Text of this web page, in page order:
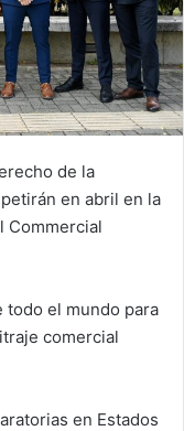
de la
en abril en la
Commercial
todo el mundo para
comercial
en Estados